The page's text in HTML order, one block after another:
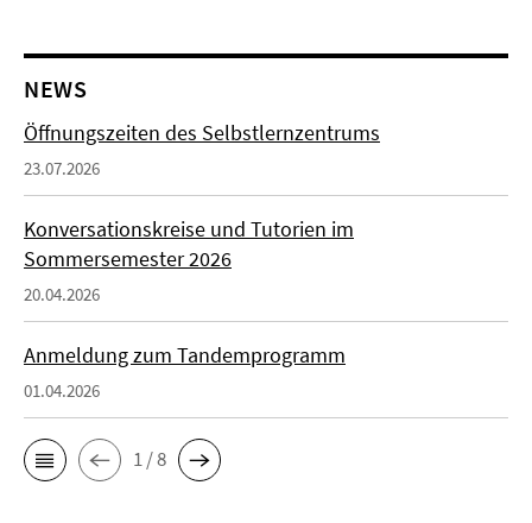
NEWS
Öffnungszeiten des Selbstlernzentrums
23.07.2026
Konversationskreise und Tutorien im
Sommersemester 2026
20.04.2026
Anmeldung zum Tandemprogramm
01.04.2026
1 / 8